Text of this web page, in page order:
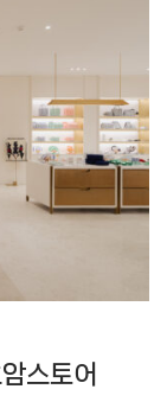
스토어